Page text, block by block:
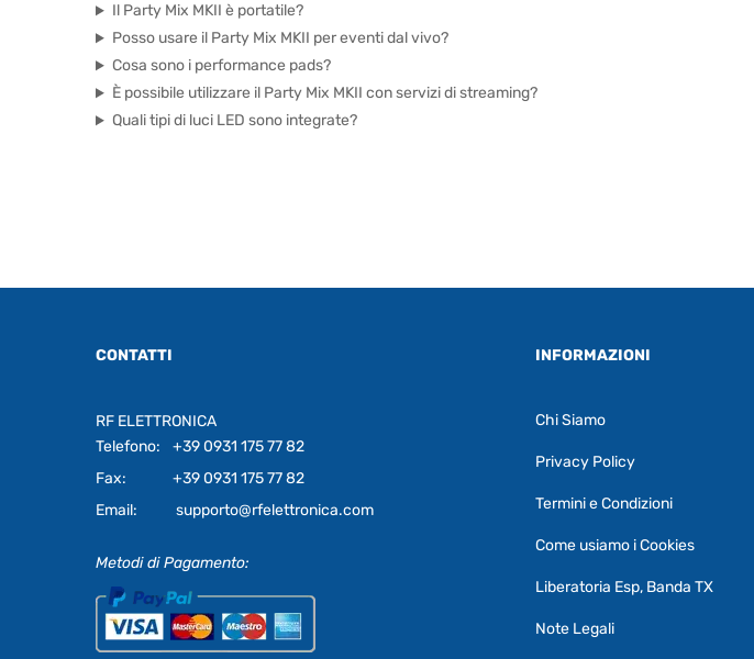
Il Party Mix MKII è portatile?
Posso usare il Party Mix MKII per eventi dal vivo?
Cosa sono i performance pads?
È possibile utilizzare il Party Mix MKII con servizi di streaming?
Quali tipi di luci LED sono integrate?
CONTATTI
RF ELETTRONICA
Telefono:
+39 0931 175 77 82
Fax:
+39 0931 175 77 82
Email:
supporto@rfelettronica.com
Metodi di Pagamento:
INFORMAZIONI
Chi Siamo
Privacy Policy
Termini e Condizioni
Come usiamo i Cookies
Liberatoria Esp, Banda TX
Note Legali